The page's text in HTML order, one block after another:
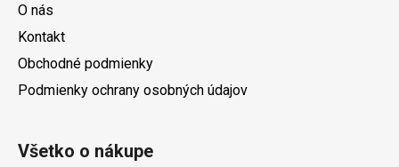
O nás
Kontakt
Obchodné podmienky
Podmienky ochrany osobných údajov
Všetko o nákupe